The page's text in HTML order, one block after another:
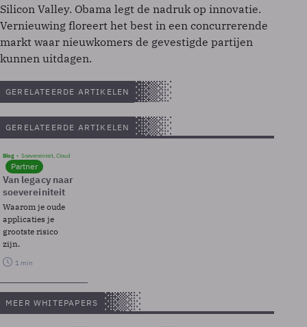
Silicon Valley. Obama legt de nadruk op innovatie.
Vernieuwing floreert het best in een concurrerende
markt waar nieuwkomers de gevestigde partijen
kunnen uitdagen.
GERELATEERDE ARTIKELEN
GERELATEERDE ARTIKELEN
Blog Soevereinteit, Cloud
Partner
Van legacy naar
soevereiniteit
Waarom je oude
applicaties je
grootste risico
zijn.
1 min
MEER WHITEPAPERS